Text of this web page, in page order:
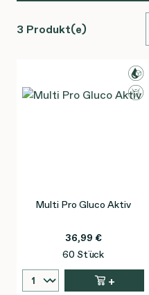
3 Produkt(e)
Multi Pro Gluco Aktiv
36,99 €
60 Stück
+